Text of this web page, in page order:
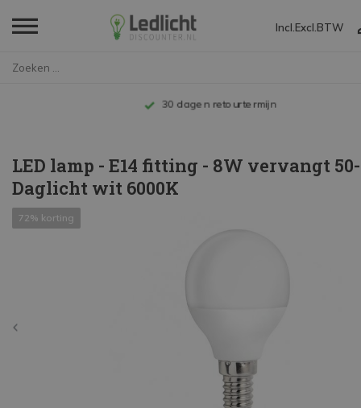
Incl. Excl. BTW
Tot 10 jaar garantie
LED lamp - E14 fitting - 8W vervangt
Daglicht wit 6000K
72% korting